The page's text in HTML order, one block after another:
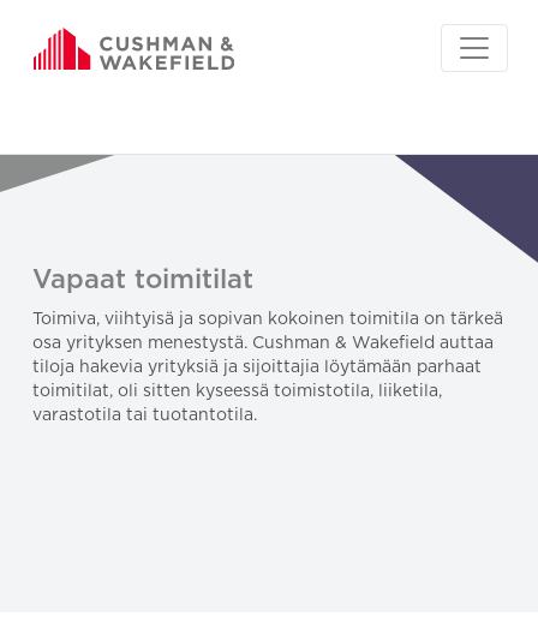
Vapaat toimitilat
Toimiva, viihtyisä ja sopivan kokoinen toimitila on tärkeä
osa yrityksen menestystä. Cushman & Wakefield auttaa
tiloja hakevia yrityksiä ja sijoittajia löytämään parhaat
toimitilat, oli sitten kyseessä toimistotila, liiketila,
varastotila tai tuotantotila.